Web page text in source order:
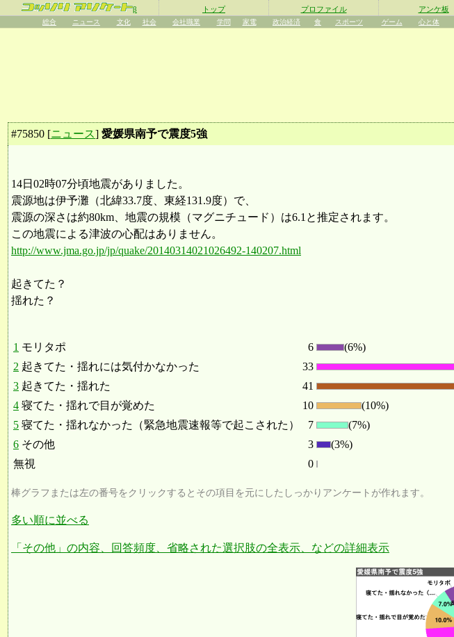
β トップ プロファイル アンケ板
総合 ニュース 文化 社会 会社職業 学問 家電 政治経済 食 スポーツ ゲーム 心と体
#75850 [ニュース] 愛媛県南予で震度5強
14日02時07分頃地震がありました。
震源地は伊予灘（北緯33.7度、東経131.9度）で、
震源の深さは約80km、地震の規模（マグニチュード）は6.1と推定されます。
この地震による津波の心配はありません。
http://www.jma.go.jp/jp/quake/20140314021026492-140207.html
起きてた？
揺れた？
1 モリタポ 6
(6%)
2 起きてた・揺れには気付かなかった 33
3 起きてた・揺れた 41
4 寝てた・揺れで目が覚めた 10
(10%)
5 寝てた・揺れなかった（緊急地震速報等で起こされた） 7
(7%)
6 その他 3
(3%)
無視
0
棒グラフまたは左の番号をクリックするとその項目を元にしたしっかりアンケートが作れます。
多い順に並べる
「その他」の内容、回答頻度、省略された選択肢の全表示、などの詳細表示